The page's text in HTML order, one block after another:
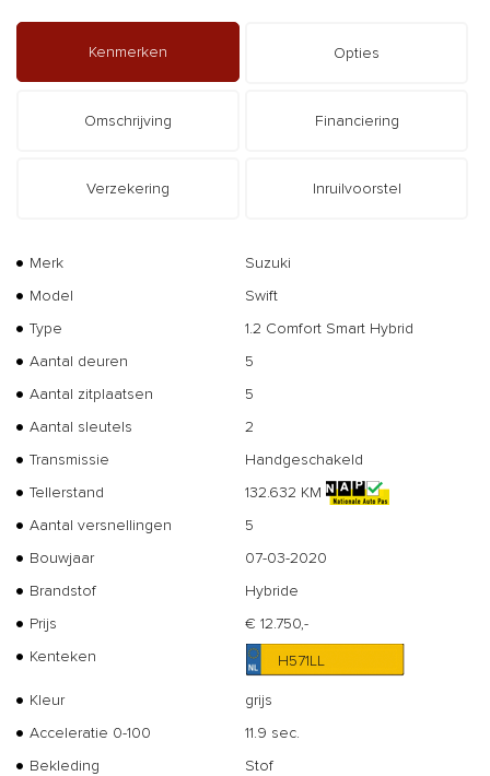
Kenmerken Opties
Omschrijving Financiering
Verzekering Inruilvoorstel
Merk
Suzuki
Model
Swift
Type
1.2 Comfort Smart Hybrid
Aantal deuren
5
Aantal zitplaatsen
5
Aantal sleutels
2
Transmissie
Handgeschakeld
Tellerstand
132.632 KM
Aantal versnellingen
5
Bouwjaar
07-03-2020
Brandstof
Hybride
Prijs
€ 12.750,-
Kenteken
H571LL
Kleur
grijs
Acceleratie 0-100
11.9 sec.
Bekleding
Stof